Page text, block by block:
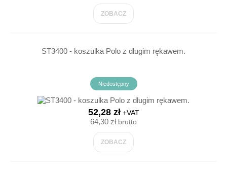
ZOBACZ
ST3400 - koszulka Polo z długim rękawem.
Niedostępny
52,28 zł+VAT
64,30 złbrutto
ZOBACZ